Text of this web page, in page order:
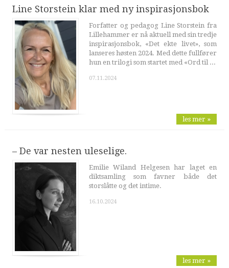
Line Storstein klar med ny inspirasjonsbok
Forfatter og pedagog Line Storstein fra
Lillehammer er nå aktuell med sin tredje
inspirasjonsbok, «Det ekte livet», som
lanseres høsten 2024. Med dette fullfører
hun en trilogi som startet med «Ord til ...
07.11.2024
les mer »
– De var nesten uleselige.
Emilie Wiland Helgesen har laget en
diktsamling som favner både det
storslåtte og det intime.
16.10.2024
les mer »